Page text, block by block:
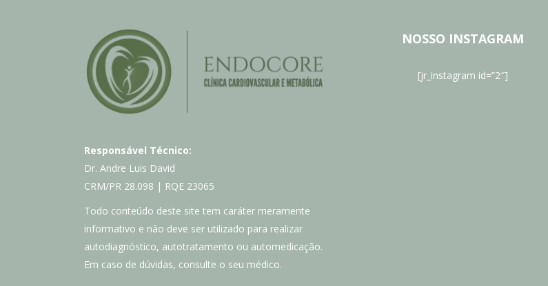
Responsável Técnico:
Dr. Andre Luis David
CRM/PR 28.098 | RQE 23065
Todo conteúdo deste site tem caráter meramente
informativo e não deve ser utilizado para realizar
autodiagnóstico, autotratamento ou automedicação.
Em caso de dúvidas, consulte o seu médico.
NOSSO INSTAGRAM
[jr_instagram id=”2″]